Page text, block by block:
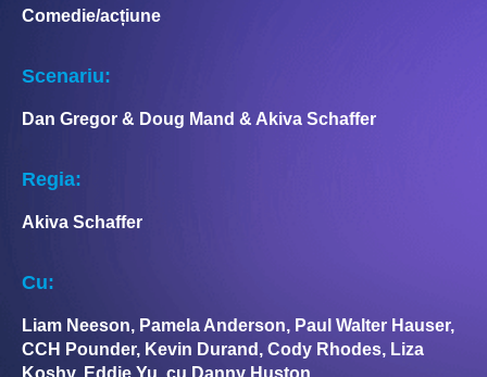
Comedie/acțiune
Scenariu:
Dan Gregor & Doug Mand & Akiva Schaffer
Regia:
Akiva Schaffer
Cu:
Liam Neeson, Pamela Anderson, Paul Walter Hauser,
CCH Pounder, Kevin Durand, Cody Rhodes, Liza